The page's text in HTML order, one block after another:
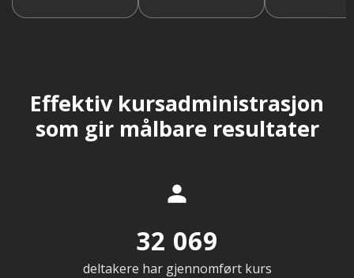
Effektiv kursadministrasjon
som gir målbare resultater
32 069
deltakere har gjennomført kurs